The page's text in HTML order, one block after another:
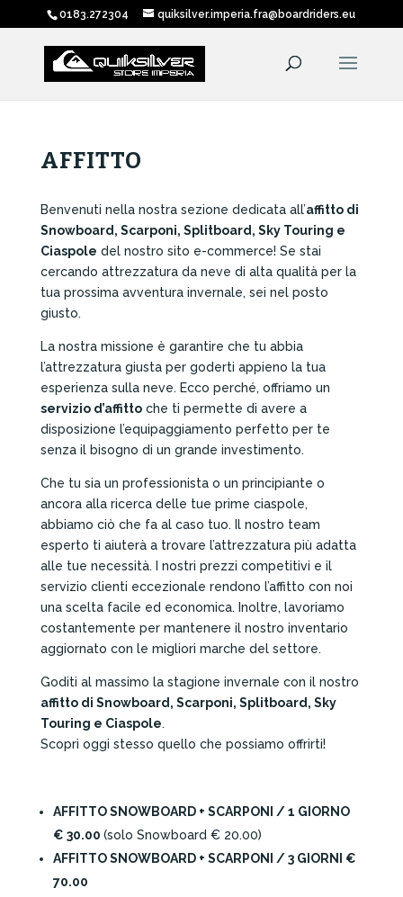
0183.272304 quiksilver.imperia.fra@boardriders.eu
AFFITTO
Benvenuti nella nostra sezione dedicata all’affitto di
Snowboard, Scarponi, Splitboard, Sky Touring e
Ciaspole del nostro sito e-commerce! Se stai
cercando attrezzatura da neve di alta qualità per la
tua prossima avventura invernale, sei nel posto
giusto.
La nostra missione è garantire che tu abbia
l’attrezzatura giusta per goderti appieno la tua
esperienza sulla neve. Ecco perché, offriamo un
servizio d’affittoche ti permette di avere a
disposizione l’equipaggiamento perfetto per te
senza il bisogno di un grande investimento.
Che tu sia un professionista o un principiante o
ancora alla ricerca delle tue prime ciaspole,
abbiamo ciò che fa al caso tuo. Il nostro team
esperto ti aiuterà a trovare l’attrezzatura più adatta
alle tue necessità. I nostri prezzi competitivi e il
servizio clienti eccezionale rendono l’affitto con noi
una scelta facile ed economica. Inoltre, lavoriamo
costantemente per mantenere il nostro inventario
aggiornato con le migliori marche del settore.
Goditi al massimo la stagione invernale con il nostro
affitto di Snowboard, Scarponi, Splitboard, Sky
Touring e Ciaspole.
Scopri oggi stesso quello che possiamo offrirti!
AFFITTO SNOWBOARD + SCARPONI / 1 GIORNO
€ 30.00 (solo Snowboard € 20.00)
AFFITTO SNOWBOARD + SCARPONI / 3 GIORNI €
70.00